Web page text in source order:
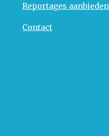
Reportages aanbieden
Contact